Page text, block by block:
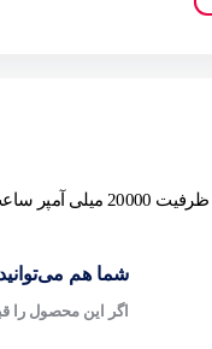
شما هم
اگر این محصول را